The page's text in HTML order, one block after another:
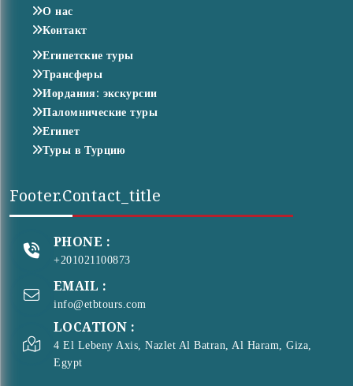
О нас
Контакт
Египетские туры
Трансферы
Иордания: экскурсии
Паломнические туры
Египет
Туры в Турцию
Footer.contact_title
PHONE :
+201021100873
EMAIL :
info@etbtours.com
LOCATION :
4 El Lebeny Axis, Nazlet Al Batran, Al Haram, Giza,
Egypt